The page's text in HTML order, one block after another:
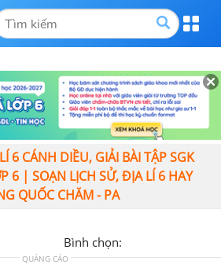
6 CÁNH DIỀU, GIẢI BÀI TẬP SGK
6 | SOẠN LỊCH SỬ, ĐỊA LÍ 6 HAY
QUỐC CHĂM - PA
Bình chọn:
QUẢNG CÁO